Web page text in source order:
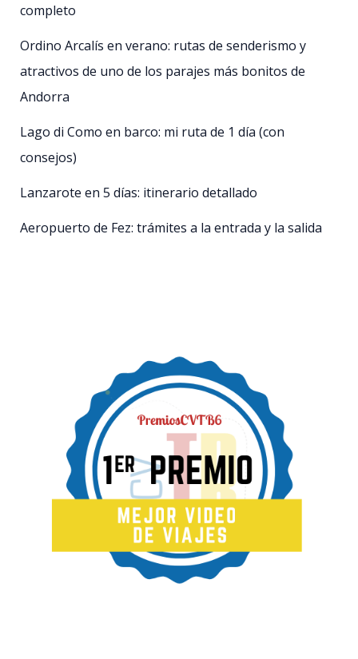
completo
Ordino Arcalís en verano: rutas de senderismo y
atractivos de uno de los parajes más bonitos de
Andorra
Lago di Como en barco: mi ruta de 1 día (con
consejos)
Lanzarote en 5 días: itinerario detallado
Aeropuerto de Fez: trámites a la entrada y la salida